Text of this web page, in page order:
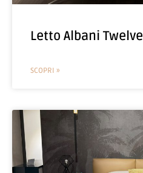
Letto Albani Twelve
SCOPRI »